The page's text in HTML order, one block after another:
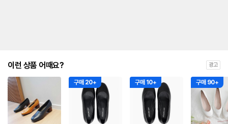
이런 상품 어때요? 광고
구매 20+ 구매 10+ 구매 90+